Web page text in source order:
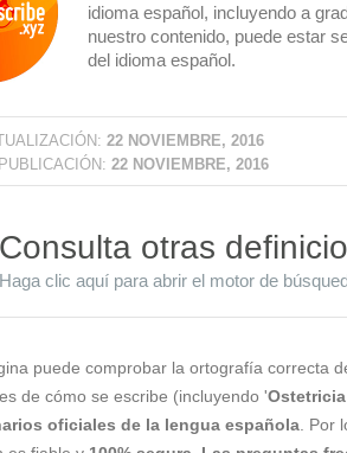
idioma español, incluyendo a
nuestro contenido, puede estar
del idioma español.
22 NOVIEMBRE, 2016
22 NOVIEMBRE, 2016
Consulta otras
Haga clic aquí para abrir el motor de
puede comprobar la ortografía correcta
de cómo se escribe (incluyendo '
oficiales de la lengua española .